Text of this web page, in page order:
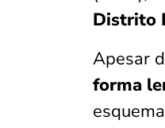
Distrito
Apesar
forma